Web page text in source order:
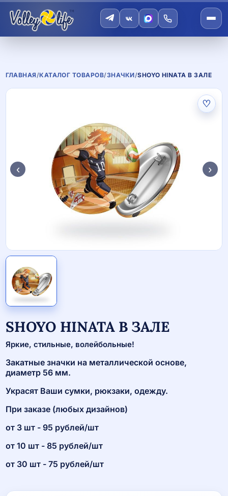
ГЛАВНАЯ/КАТАЛОГ ТОВАРОВ/ЗНАЧКИ/SHOYO HINATA В ЗАЛЕ
♡
‹ ›
SHOYO HINATA В ЗАЛЕ
Яркие, стильные, волейбольные!
Закатные значки на металлической основе,
диаметр 56 мм.
Украсят Ваши сумки, рюкзаки, одежду.
При заказе (любых дизайнов)
от 3 шт - 95 рублей/шт
от 10 шт - 85 рублей/шт
от 30 шт - 75 рублей/шт